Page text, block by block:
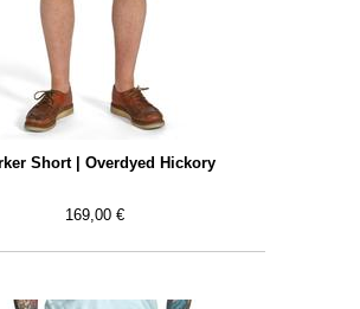
Short | Overdyed Hickory
169,00 €